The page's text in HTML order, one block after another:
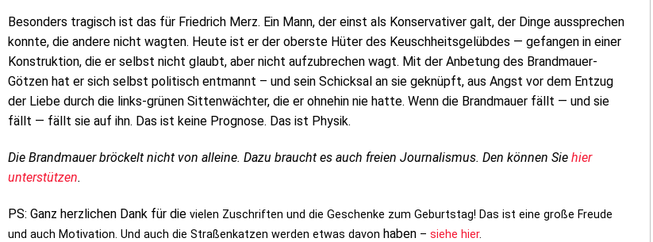
Besonders tragisch ist das für Friedrich Merz. Ein Mann, der einst als Konservativer galt, der Dinge aussprechen
konnte, die andere nicht wagten. Heute ist er der oberste Hüter des Keuschheitsgelübdes — gefangen in einer
Konstruktion, die er selbst nicht glaubt, aber nicht aufzubrechen wagt. Mit der Anbetung des Brandmauer-
Götzen hat er sich selbst politisch entmannt – und sein Schicksal an sie geknüpft, aus Angst vor dem Entzug
der Liebe durch die links-grünen Sittenwächter, die er ohnehin nie hatte. Wenn die Brandmauer fällt — und sie
fällt — fällt sie auf ihn. Das ist keine Prognose. Das ist Physik.
Die Brandmauer bröckelt nicht von alleine. Dazu braucht es auch freien Journalismus. Den können Sie hier
unterstützen.
PS: Ganz herzlichen Dank für die vielen Zuschriften und die Geschenke zum Geburtstag! Das ist eine große Freude
und auch Motivation. Und auch die Straßenkatzen werden etwas davon haben – siehe hier.